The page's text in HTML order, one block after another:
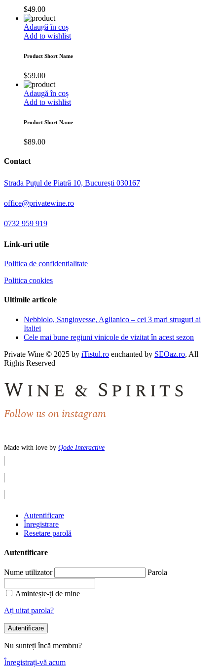
$49.00
Adaugă în coș
Add to wishlist
Product Short Name
$59.00
Adaugă în coș
Add to wishlist
Product Short Name
$89.00
Contact
Strada Puțul de Piatră 10, București 030167
office@privatewine.ro
0732 959 919
Link-uri utile
Politica de confidentialitate
Politica cookies
Ultimile articole
Nebbiolo, Sangiovesse, Aglianico – cei 3 mari struguri ai
Italiei
Cele mai bune regiuni vinicole de vizitat în acest sezon
Private Wine © 2025 by iTistul.ro enchanted by SEOaz.ro, All
Rights Reserved
Wine & Spirits
Follow us on instagram
Made with love by Qode Interactive
Autentificare
Înregistrare
Resetare parolă
Autentificare
Nume utilizator Parola
Amintește-ți de mine
Ați uitat parola?
Autentificare
Nu sunteți încă membru?
Înregistrați-vă acum